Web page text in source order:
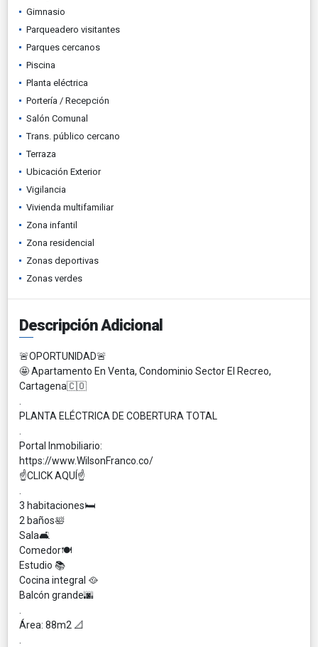
Gimnasio
Parqueadero visitantes
Parques cercanos
Piscina
Planta eléctrica
Portería / Recepción
Salón Comunal
Trans. público cercano
Terraza
Ubicación Exterior
Vigilancia
Vivienda multifamiliar
Zona infantil
Zona residencial
Zonas deportivas
Zonas verdes
Descripción Adicional
🚨OPORTUNIDAD🚨
🤩 Apartamento En Venta, Condominio Sector El Recreo,
Cartagena🇨🇴
PLANTA ELÉCTRICA DE COBERTURA TOTAL
Portal Inmobiliario:
https://www.WilsonFranco.co/
☝️CLICK AQUÍ☝️
3 habitaciones🛏
2 baños🛀
Sala🛋
Comedor🍽
Estudio 📚
Cocina integral 🥘
Balcón grande🌆
Área: 88m2 📐